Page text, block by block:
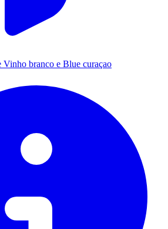
Vinho branco e Blue curaçao